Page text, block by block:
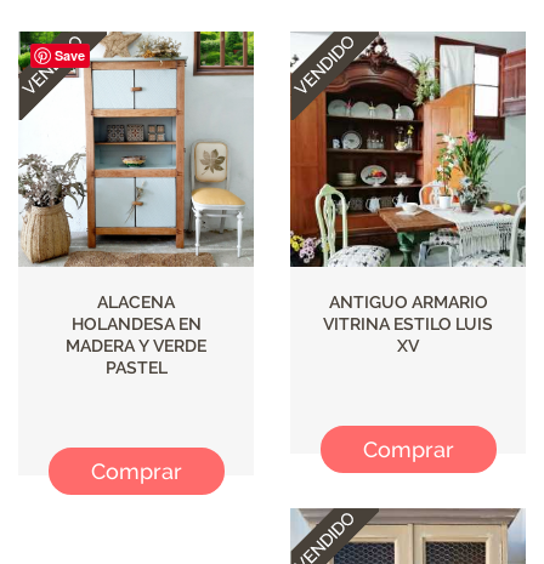
ALACENA
HOLANDESA EN
MADERA Y VERDE
PASTEL
Comprar
ANTIGUO ARMARIO
VITRINA ESTILO LUIS
XV
Comprar
Save